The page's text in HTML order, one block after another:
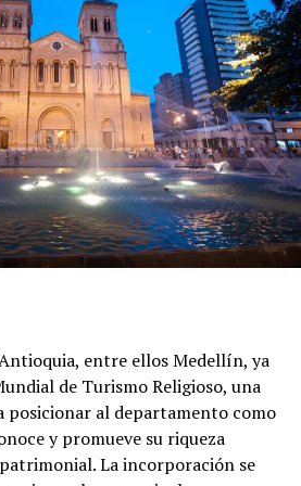
y fuerza a los momentos
la percusión enriquece el
El resultado es una experiencia
sonoro de las canciones y le
nuevos matices en las
parte de la memoria colectiva.
entre ellos Medellín, ya
de Turismo Religioso, una
posicionar al departamento como
y promueve su riqueza
La incorporación se